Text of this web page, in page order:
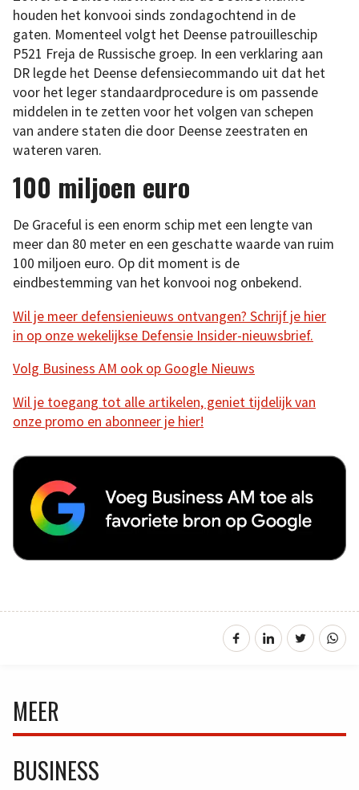
houden het konvooi sinds zondagochtend in de
gaten. Momenteel volgt het Deense patrouilleschip
P521 Freja de Russische groep. In een verklaring aan
DR legde het Deense defensiecommando uit dat het
voor het leger standaardprocedure is om passende
middelen in te zetten voor het volgen van schepen
van andere staten die door Deense zeestraten en
wateren varen.
100 miljoen euro
De Graceful is een enorm schip met een lengte van
meer dan 80 meter en een geschatte waarde van ruim
100 miljoen euro. Op dit moment is de
eindbestemming van het konvooi nog onbekend.
Wil je meer defensienieuws ontvangen? Schrijf je hier
in op onze wekelijkse Defensie Insider-nieuwsbrief.
Volg Business AM ook op Google Nieuws
Wil je toegang tot alle artikelen, geniet tijdelijk van
onze promo en abonneer je hier!
MEER
BUSINESS